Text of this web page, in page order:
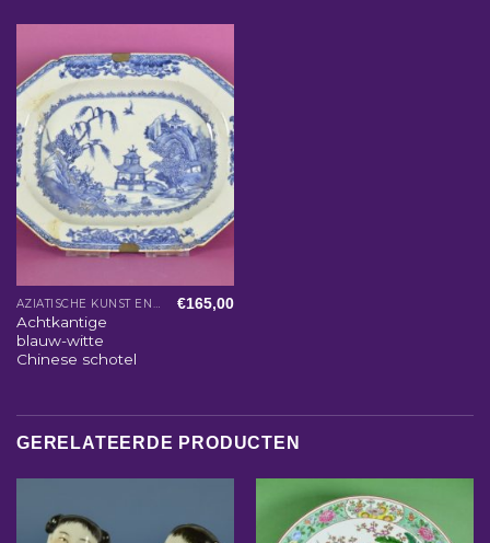
Achtkantige
blauw-witte
Chinese schotel
€165,00
GERELATEERDE PRODUCTEN